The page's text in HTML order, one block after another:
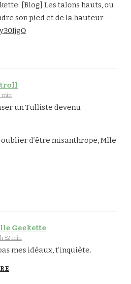
[Blog] Les talons hauts, ou
son pied et de la hauteur –
min
un Tulliste devenu
d’être misanthrope, Mlle
Geekette
52 min
mes idéaux, t’inquiète.